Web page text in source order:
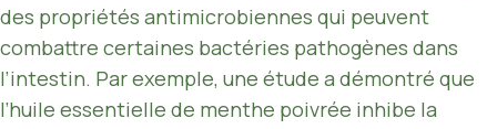
des propriétés antimicrobiennes qui peuvent
combattre certaines bactéries pathogènes dans
l’intestin. Par exemple, une étude a démontré que
l’huile essentielle de menthe poivrée inhibe la